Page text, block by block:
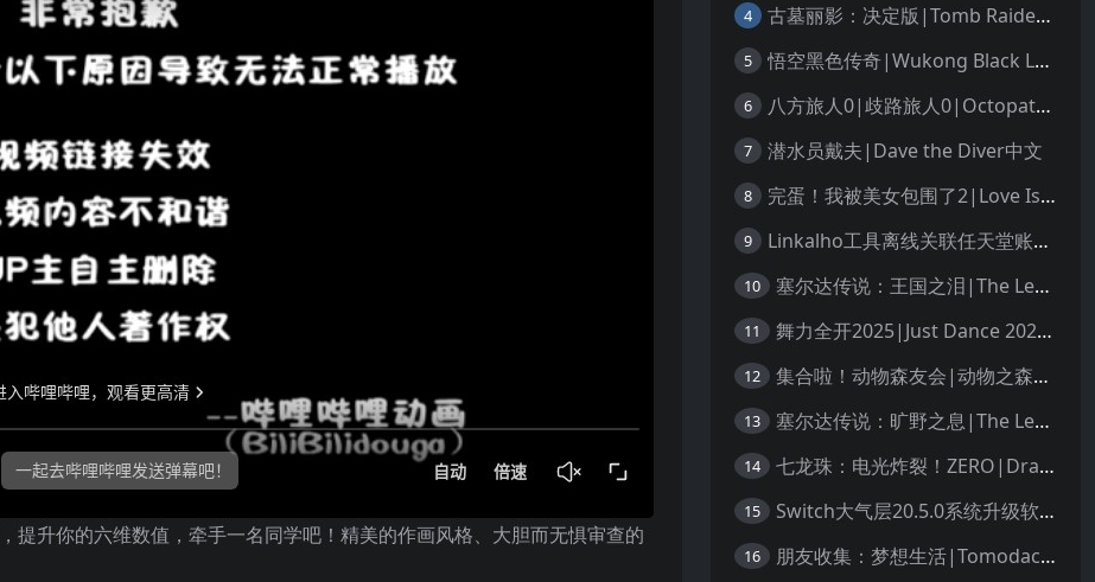
提升你的六维数值，牵手一名同学吧！精美的作画风格、大胆而无惧审查的
4 古墓丽影：决定版|Tomb Raider: Definitive Edition中文
5 悟空黑色传奇|Wukong Black Legend
6 八方旅人0|歧路旅人0|Octopath Traveler 0中文
7 潜水员戴夫|Dave the Diver中文
8 完蛋！我被美女包围了2|Love Is All Around 2中文
9 Linkalho工具离线关联任天堂账户教程
10 塞尔达传说：王国之泪|The Legend of Zelda: Tears of the Kingdom中文
11 舞力全开2025|Just Dance 2025中文
12 集合啦！动物森友会|动物之森|Animal Crossing: New Horizons中文
13 塞尔达传说：旷野之息|The Legend of Zelda: Breath of the Wild中文
14 七龙珠：电光炸裂！ZERO|Dragon Ball: Sparking! Zero中文
15 Switch大气层20.5.0系统升级软硬破通用教程
16 朋友收集：梦想生活|Tomodachi Life: Living the Dream中文